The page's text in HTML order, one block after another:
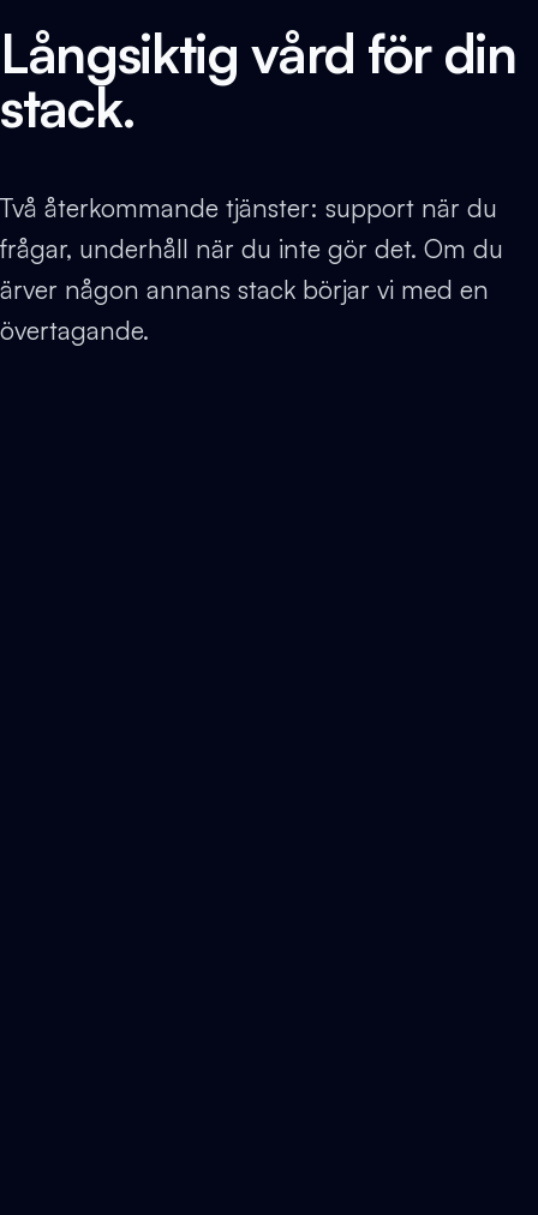
Långsiktig vård för din
stack.
Två återkommande tjänster: support när du
frågar, underhåll när du inte gör det. Om du
ärver någon annans stack börjar vi med en
övertagande.